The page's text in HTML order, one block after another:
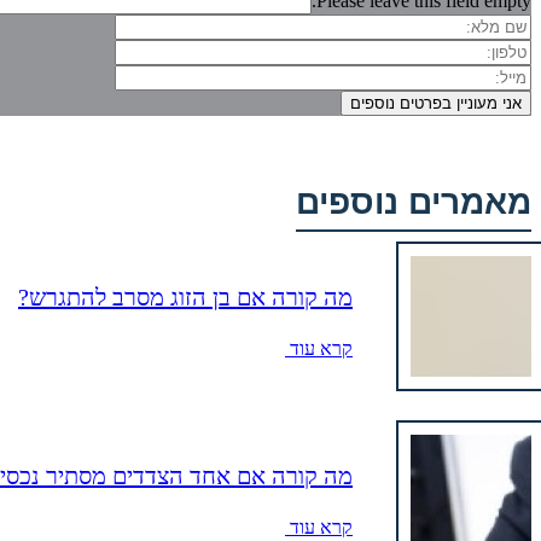
מאמרים נוספים
מה קורה אם בן הזוג מסרב להתגרש?
קרא עוד
מה קורה אם אחד הצדדים מסתיר
קרא עוד